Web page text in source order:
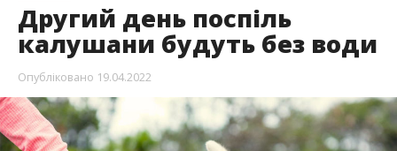
Другий день поспіль
калушани будуть без води
Опубліковано 19.04.2022